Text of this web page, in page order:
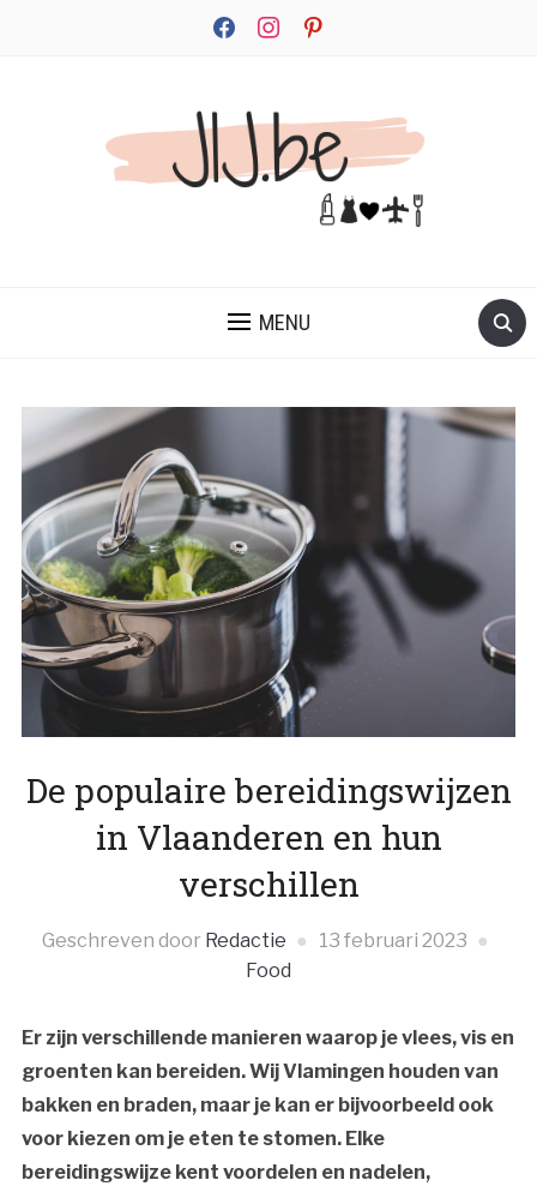
facebookinstagrampinterest
MENU
De populaire bereidingswijzen
in Vlaanderen en hun
verschillen
Geschreven door Redactie
13 februari 2023
Food
Er zijn verschillende manieren waarop je vlees, vis en
groenten kan bereiden. Wij Vlamingen houden van
bakken en braden, maar je kan er bijvoorbeeld ook
voor kiezen om je eten te stomen. Elke
bereidingswijze kent voordelen en nadelen,